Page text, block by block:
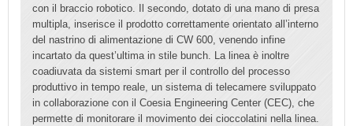
con il braccio robotico. Il secondo, dotato di una mano di presa
multipla, inserisce il prodotto correttamente orientato all’interno
del nastrino di alimentazione di CW 600, venendo infine
incartato da quest’ultima in stile bunch. La linea è inoltre
coadiuvata da sistemi smart per il controllo del processo
produttivo in tempo reale, un sistema di telecamere sviluppato
in collaborazione con il Coesia Engineering Center (CEC), che
permette di monitorare il movimento dei cioccolatini nella linea.